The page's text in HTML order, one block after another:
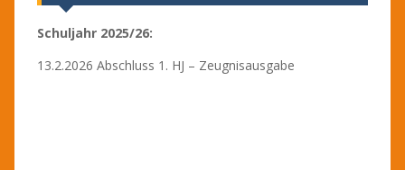
Schuljahr 2025/26:
13.2.2026 Abschluss 1. HJ – Zeugnisausgabe